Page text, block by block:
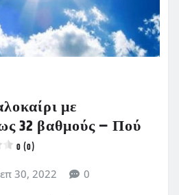
με
32 βαθμούς – Πού
0 (0)
30, 2022 0